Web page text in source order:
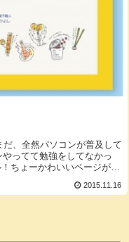
、全然パソコンが普及して
ってて勉強をしてなかっ
ょーかわいいページがで
2015.11.16